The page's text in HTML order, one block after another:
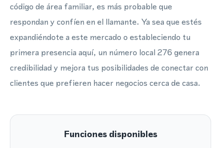
código de área familiar, es más probable que
respondan y confíen en el llamante. Ya sea que estés
expandiéndote a este mercado o estableciendo tu
primera presencia aquí, un número local 276 genera
credibilidad y mejora tus posibilidades de conectar con
clientes que prefieren hacer negocios cerca de casa.
Funciones disponibles